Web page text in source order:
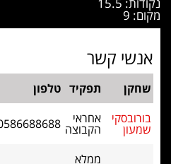
טלפון טלפון נוסף
0586688688
035513048